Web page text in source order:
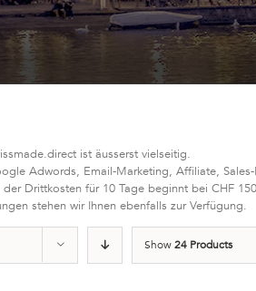
ist äusserst vielseitig.
Adwords, Email-Marketing, Affiliate,
Drittkosten für 10 Tage beginnt bei CHF
stehen wir Ihnen ebenfalls zur Verfügung.
Show24 Products